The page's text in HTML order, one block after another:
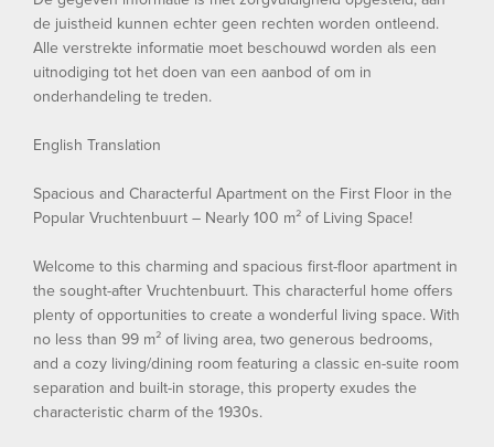
de juistheid kunnen echter geen rechten worden ontleend.
Alle verstrekte informatie moet beschouwd worden als een
uitnodiging tot het doen van een aanbod of om in
onderhandeling te treden.
English Translation
Spacious and Characterful Apartment on the First Floor in the
Popular Vruchtenbuurt – Nearly 100 m² of Living Space!
Welcome to this charming and spacious first-floor apartment in
the sought-after Vruchtenbuurt. This characterful home offers
plenty of opportunities to create a wonderful living space. With
no less than 99 m² of living area, two generous bedrooms,
and a cozy living/dining room featuring a classic en-suite room
separation and built-in storage, this property exudes the
characteristic charm of the 1930s.